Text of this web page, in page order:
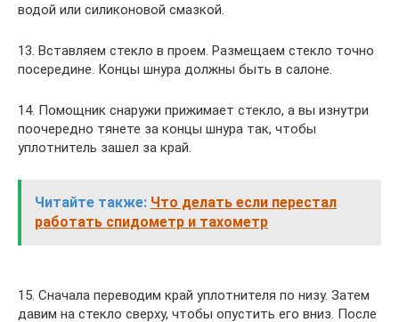
водой или силиконовой смазкой.
13. Вставляем стекло в проем. Размещаем стекло точно
посередине. Концы шнура должны быть в салоне.
14. Помощник снаружи прижимает стекло, а вы изнутри
поочередно тянете за концы шнура так, чтобы
уплотнитель зашел за край.
Читайте также: Что делать если перестал
работать спидометр и тахометр
15. Сначала переводим край уплотнителя по низу. Затем
давим на стекло сверху, чтобы опустить его вниз. После